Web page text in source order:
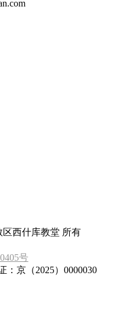
区西什库教堂 所有
号
：京（2025）0000030